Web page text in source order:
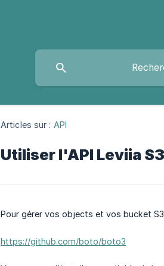
Articles sur : API
Utiliser l'API Leviia
Pour gérer vos objects et vos bucket
https://github.com/boto/boto3